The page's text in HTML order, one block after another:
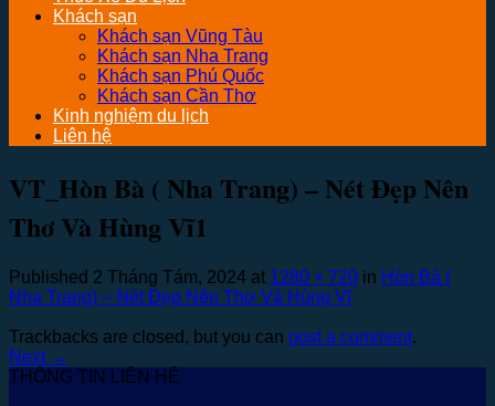
Khách sạn
Khách sạn Vũng Tàu
Khách sạn Nha Trang
Khách sạn Phú Quốc
Khách sạn Cần Thơ
Kinh nghiệm du lịch
Liên hệ
VT_Hòn Bà ( Nha Trang) – Nét Đẹp Nên
Thơ Và Hùng Vĩ1
Published 2 Tháng Tám, 2024 at 1280 × 720 in Hòn Bà (
Nha Trang) – Nét Đẹp Nên Thơ Và Hùng Vĩ
Trackbacks are closed, but you can post a comment.
Next →
THÔNG TIN LIÊN HỆ